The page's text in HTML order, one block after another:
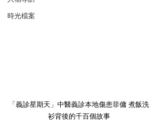
時光檔案
「義診星期天」中醫義診本地傷患菲傭 煮飯洗
衫背後的千百個故事